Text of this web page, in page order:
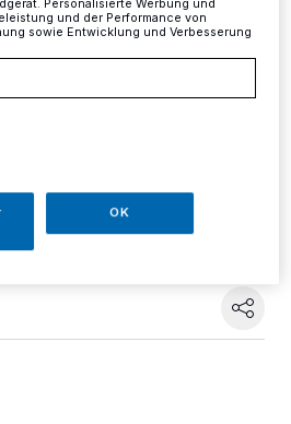
am
Die Firmengruppen Medimax
Mettmann, Elektrotechnik
Mettmann haben Trikots
Eine Minute Lesezeit
Personalisierte Werbung und
und der Performance von
sowie Entwicklung und Verbesserung
OK